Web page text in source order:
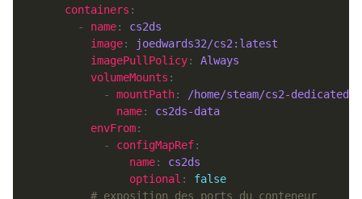
containers
        -
name: cs2ds
image:
joedwards32/cs2:latest
imagePullPolicy: Always
volumeMounts
            -
mountPath:
/home/steam/cs2-dedicated/
name: cs2ds-data
envFrom
            -
configMapRef
name: cs2ds
optional : false
# exposition des ports du conteneur